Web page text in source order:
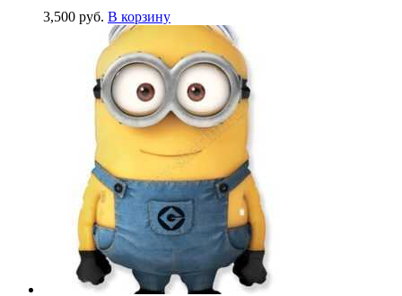
3,500 руб. В корзину